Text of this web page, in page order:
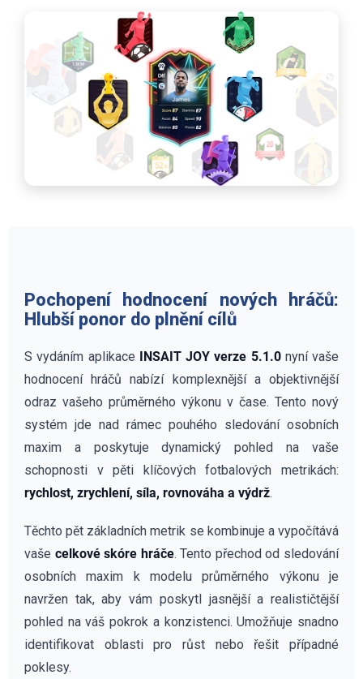
Pochopení hodnocení nových hráčů:
Hlubší ponor do plnění cílů
S vydáním aplikace INSAIT JOY verze 5.1.0nyní vaše
hodnocení hráčů nabízí komplexnější a objektivnější
odraz vašeho průměrného výkonu v čase. Tento nový
systém jde nad rámec pouhého sledování osobních
maxim a poskytuje dynamický pohled na vaše
schopnosti v pěti klíčových fotbalových metrikách:
rychlost, zrychlení, síla, rovnováha a výdrž.
Těchto pět základních metrik se kombinuje a vypočítává
vaše celkové skóre hráče. Tento přechod od sledování
osobních maxim k modelu průměrného výkonu je
navržen tak, aby vám poskytl jasnější a realističtější
pohled na váš pokrok a konzistenci. Umožňuje snadno
identifikovat oblasti pro růst nebo řešit případné
poklesy.